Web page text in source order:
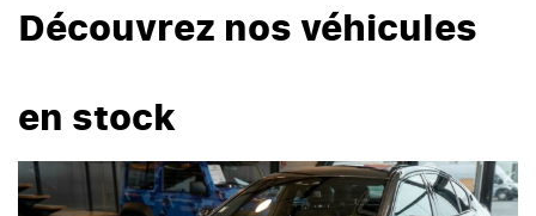
Découvrez nos véhicules
en stock